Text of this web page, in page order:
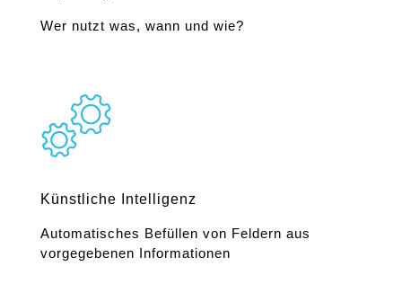
Wer nutzt was, wann und wie?
Künstliche Intelligenz
Automatisches Befüllen von Feldern aus
vorgegebenen Informationen